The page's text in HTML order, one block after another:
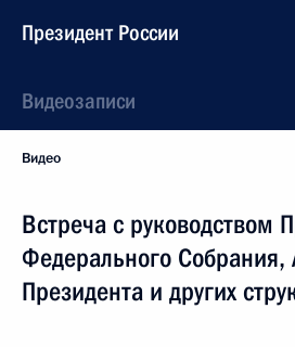
Президент России
Видеозаписи
Видео
Встреча с руководством
Федерального
Президента и других